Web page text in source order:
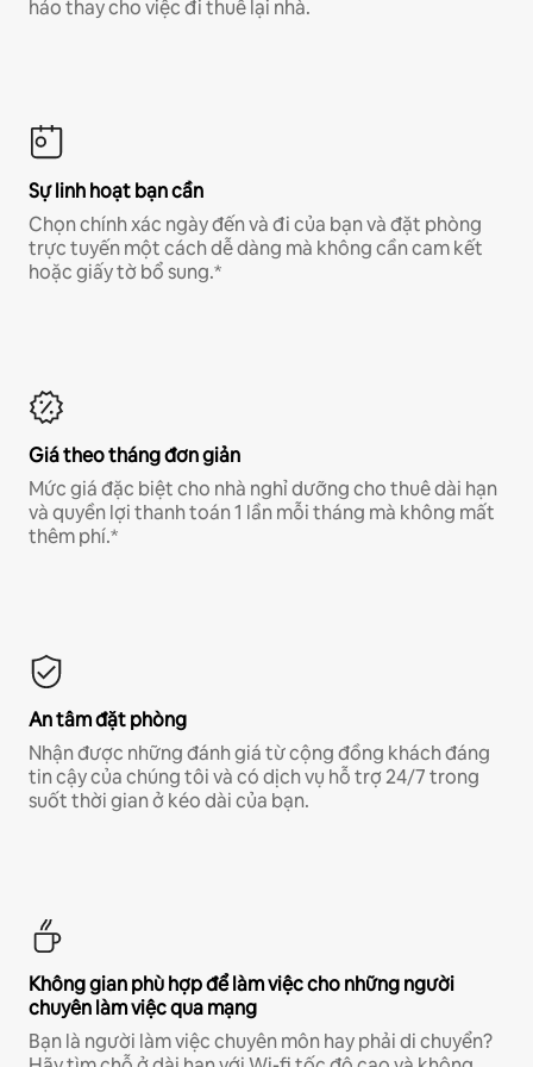
hảo thay cho việc đi thuê lại nhà.
Sự linh hoạt bạn cần
Chọn chính xác ngày đến và đi của bạn và đặt phòng
trực tuyến một cách dễ dàng mà không cần cam kết
hoặc giấy tờ bổ sung.*
Giá theo tháng đơn giản
Mức giá đặc biệt cho nhà nghỉ dưỡng cho thuê dài hạn
và quyền lợi thanh toán 1 lần mỗi tháng mà không mất
thêm phí.*
An tâm đặt phòng
Nhận được những đánh giá từ cộng đồng khách đáng
tin cậy của chúng tôi và có dịch vụ hỗ trợ 24/7 trong
suốt thời gian ở kéo dài của bạn.
Không gian phù hợp để làm việc cho những người
chuyên làm việc qua mạng
Bạn là người làm việc chuyên môn hay phải di chuyển?